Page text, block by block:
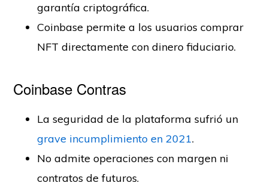
garantía criptográfica.
Coinbase permite a los usuarios comprar
NFT directamente con dinero fiduciario.
Coinbase Contras
La seguridad de la plataforma sufrió un
grave incumplimiento en 2021.
No admite operaciones con margen ni
contratos de futuros.